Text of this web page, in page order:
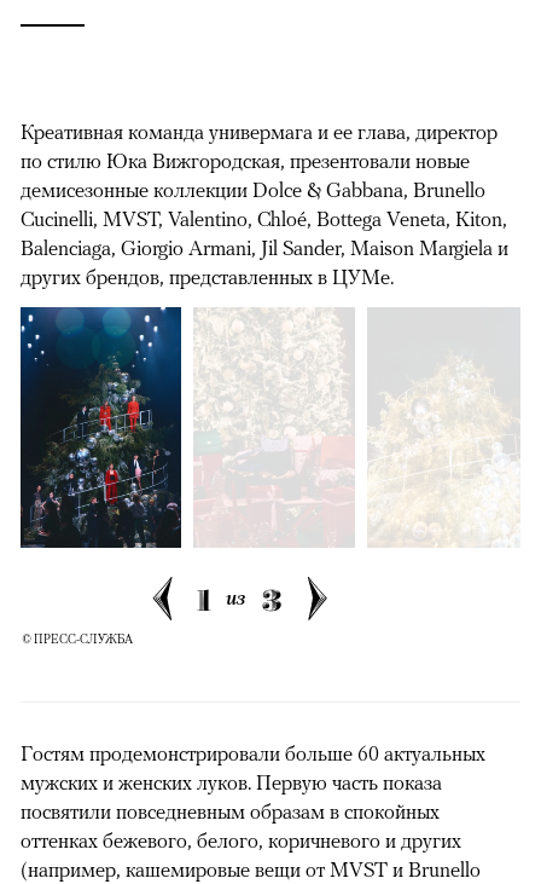
Креативная команда универмага и ее глава, директор
по стилю Юка Вижгородская, презентовали новые
демисезонные коллекции Dolce & Gabbana, Brunello
Cucinelli, MVST, Valentino, Chloé, Bottega Veneta, Kiton,
Balenciaga, Giorgio Armani, Jil Sander, Maison Margiela и
других брендов, представленных в ЦУМе.
1 из 3
© ПРЕСС-СЛУЖБА
Гостям продемонстрировали больше 60 актуальных
мужских и женских луков. Первую часть показа
посвятили повседневным образам в спокойных
оттенках бежевого, белого, коричневого и других
(например, кашемировые вещи от MVST и Brunello